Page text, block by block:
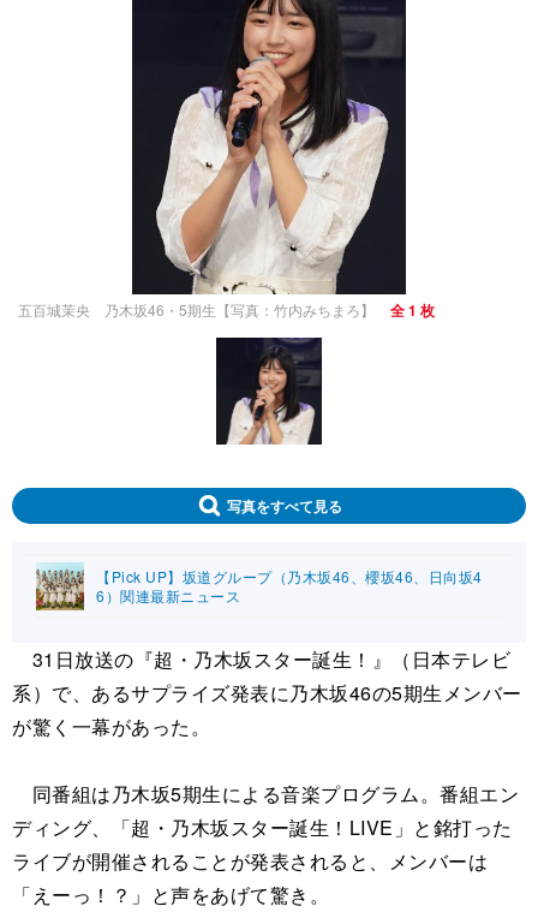
五百城茉央 乃木坂46・5期生【写真：竹内みちまろ】 全 1 枚
写真をすべて見る
【Pick UP】坂道グループ（乃木坂46、櫻坂46、日向坂4
6）関連最新ニュース
31日放送の『超・乃木坂スター誕生！』（日本テレビ
系）で、あるサプライズ発表に乃木坂46の5期生メンバー
が驚く一幕があった。
同番組は乃木坂5期生による音楽プログラム。番組エン
ディング、「超・乃木坂スター誕生！LIVE」と銘打った
ライブが開催されることが発表されると、メンバーは
「えーっ！？」と声をあげて驚き。